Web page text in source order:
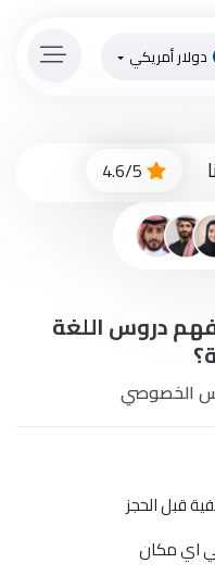
دولار أمريكي
4.6/5
دروس اللغة
الخصوصي
قبل الحجز
اي مكان